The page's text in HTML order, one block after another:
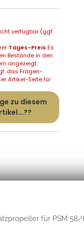
verfügbar (ggf.
Tages-Preis Es
Bestände in den
angezeigt.
das Fragen-
Artikel-Seite für
zu diesem
für PSM